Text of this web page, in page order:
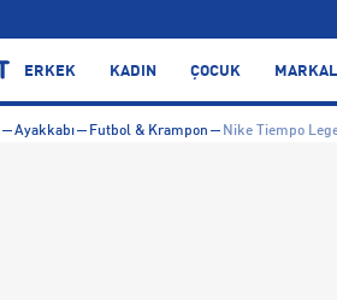
ERKEK KADIN ÇOCUK
Ayakkabı Futbol & Krampon Nike Tiempo